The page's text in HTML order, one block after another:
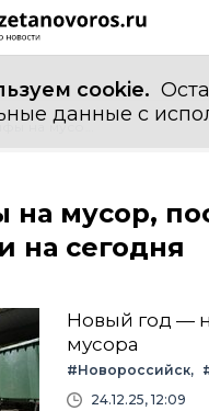
cookie.
данные с
# тарифы на мусор
на мусор,
на сегодня
Новый год —
мусора
#Новороссийск
24.12.25, 12:09